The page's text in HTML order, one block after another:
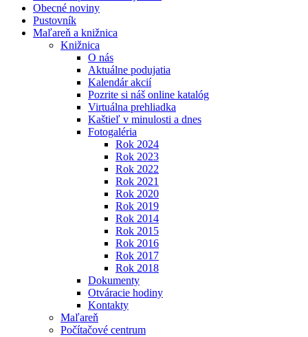
Obecné noviny
Pustovník
Maľareň a knižnica
Knižnica
O nás
Aktuálne podujatia
Kalendár akcií
Pozrite si náš online katalóg
Virtuálna prehliadka
Kaštieľ v minulosti a dnes
Fotogaléria
Rok 2024
Rok 2023
Rok 2022
Rok 2021
Rok 2020
Rok 2019
Rok 2014
Rok 2015
Rok 2016
Rok 2017
Rok 2018
Dokumenty
Otváracie hodiny
Kontakty
Maľareň
Počítačové centrum